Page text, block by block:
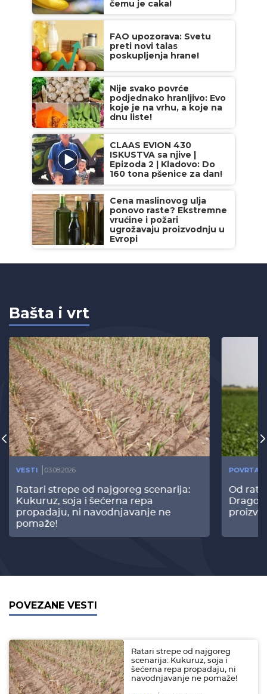
čemu je caka!
FAO upozorava: Svetu
preti novi talas
poskupljenja hrane!
Nije svako povrće
podjednako hranljivo: Evo
koje je na vrhu, a koje na
dnu liste!
CLAAS EVION 430
ISKUSTVA sa njive |
Epizoda 2 | Kladovo: Do
160 tona pšenice za dan!
Cena maslinovog ulja
ponovo raste? Ekstremne
vrućine i požari
ugrožavaju proizvodnju u
Evropi
Bašta i vrt
VESTI 03.08.2026
Ratari strepe od najgoreg scenarija:
Kukuruz, soja i šećerna repa
propadaju, ni navodnjavanje ne
pomaže!
Od
POVEZANE VESTI
Ratari strepe od najgoreg
scenarija: Kukuruz, soja i
šećerna repa propadaju, ni
navodnjavanje ne pomaže!